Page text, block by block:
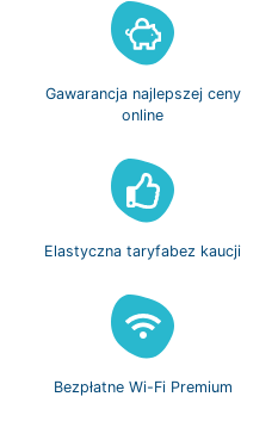
Gawarancja najlepszej ceny
online
Elastyczna taryfabez kaucji
BezpłatneWi-Fi Premium